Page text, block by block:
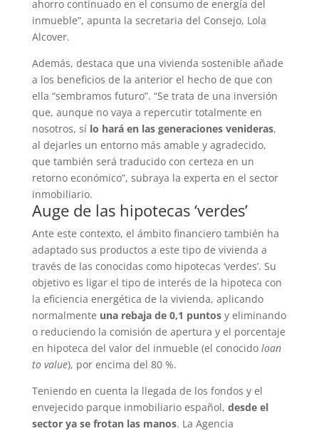
ahorro continuado en el consumo de energía del
inmueble”, apunta la secretaria del Consejo, Lola
Alcover.
Además, destaca que una vivienda sostenible añade
a los beneficios de la anterior el hecho de que con
ella “sembramos futuro”. “Se trata de una inversión
que, aunque no vaya a repercutir totalmente en
nosotros, sílo hará en las generaciones venideras,
al dejarles un entorno más amable y agradecido,
que también será traducido con certeza en un
retorno económico”, subraya la experta en el sector
inmobiliario.
Auge de las hipotecas ‘verdes’
Ante este contexto, el ámbito financiero también ha
adaptado sus productos a este tipo de vivienda a
través de las conocidas como hipotecas ‘verdes’. Su
objetivo es ligar el tipo de interés de la hipoteca con
la eficiencia energética de la vivienda, aplicando
normalmente una rebaja de 0,1 puntosy eliminando
o reduciendo la comisión de apertura y el porcentaje
en hipoteca del valor del inmueble (el conocido loan
to value), por encima del 80 %.
Teniendo en cuenta la llegada de los fondos y el
envejecido parque inmobiliario español, desde el
sector ya se frotan las manos. La Agencia